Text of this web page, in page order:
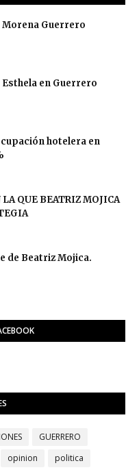
Morena Guerrero
en Guerrero
hotelera en
QUE BEATRIZ MOJICA
de Beatriz Mojica.
GUERRERO
opinion
politica